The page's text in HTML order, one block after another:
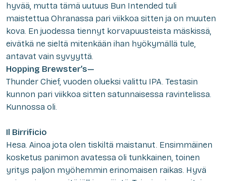
hyvää, mutta tämä uutuus Bun Intended tuli
maistettua Ohranassa pari viikkoa sitten ja on muuten
kova. En juodessa tiennyt korvapuusteista mäskissä,
eivätkä ne sieltä mitenkään ihan hyökymällä tule,
antavat vain syvyyttä.
Hopping Brewster’s—
Thunder Chief, vuoden olueksi valittu IPA. Testasin
kunnon pari viikkoa sitten satunnaisessa ravintelissa.
Kunnossa oli.
Il Birrificio
Hesa. Ainoa jota olen tiskiltä maistanut. Ensimmäinen
kosketus panimon avatessa oli tunkkainen, toinen
yritys paljon myöhemmin erinomaisen raikas. Hyvä